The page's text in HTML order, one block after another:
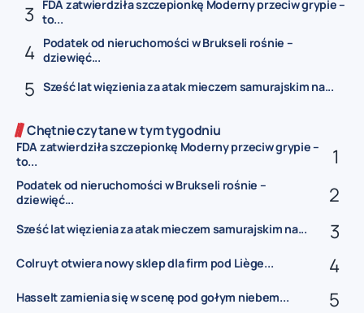
FDA zatwierdziła szczepionkę Moderny przeciw grypie –
to...
Podatek od nieruchomości w Brukseli rośnie –
dziewięć...
Sześć lat więzienia za atak mieczem samurajskim na...
Chętnie czytane w tym tygodniu
FDA zatwierdziła szczepionkę Moderny przeciw grypie –
to...
Podatek od nieruchomości w Brukseli rośnie –
dziewięć...
Sześć lat więzienia za atak mieczem samurajskim na...
Colruyt otwiera nowy sklep dla firm pod Liège...
Hasselt zamienia się w scenę pod gołym niebem...